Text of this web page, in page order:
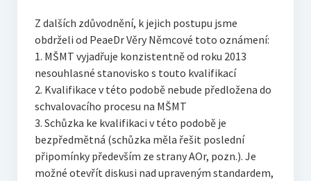
Z dalších zdůvodnění, k jejich postupu jsme
obdrželi od PeaeDr Věry Němcové toto oznámení:
1. MŠMT vyjadřuje konzistentně od roku 2013
nesouhlasné stanovisko s touto kvalifikací
2. Kvalifikace v této podobě nebude předložena do
schvalovacího procesu na MŠMT
3. Schůzka ke kvalifikaci v této podobě je
bezpředmětná (schůzka měla řešit poslední
připomínky především ze strany AOr, pozn.). Je
možné otevřít diskusi nad upraveným standardem,